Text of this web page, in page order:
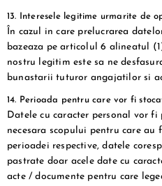
13. Interesele legitime urmarite de
În cazul in care prelucrarea
bazeaza pe articolul 6 alineatul
nostru legitim este sa ne
bunastarii tuturor angajatilor si
14. Perioada pentru care vor fi
Datele cu caracter personal vor
necesara scopului pentru care au
perioadei respective, datele
pastrate doar acele date cu
acte / documente pentru care